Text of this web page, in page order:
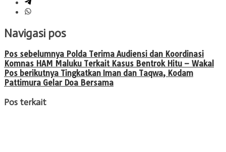
Navigasi pos
Pos sebelumnya Polda Terima Audiensi dan Koordinasi
Komnas HAM Maluku Terkait Kasus Bentrok Hitu – Wakal
Pos berikutnya Tingkatkan Iman dan Taqwa, Kodam
Pattimura Gelar Doa Bersama
Pos terkait